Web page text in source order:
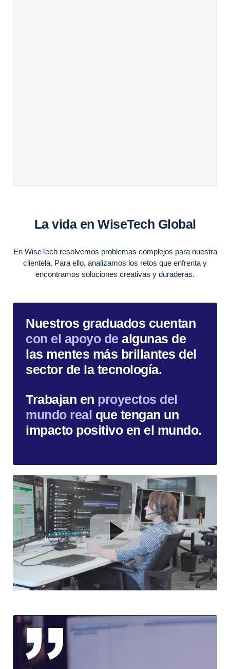
La vida en WiseTech Global
En WiseTech resolvemos problemas complejos para nuestra
clientela. Para ello, analizamos los retos que enfrenta y
encontramos soluciones creativas y duraderas.
Nuestros graduados cuentan
con el apoyo de algunas de
las mentes más brillantes del
sector de la tecnología.
Trabajan en proyectos del
mundo real que tengan un
impacto positivo en el mundo.